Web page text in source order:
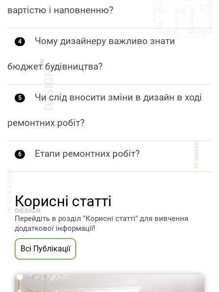
вартістю і наповненню?
4 Чому дизайнеру важливо знати
бюджет будівництва?
5 Чи слід вносити зміни в дизайн в ході
ремонтних робіт?
6 Етапи ремонтних робіт?
Корисні статті
Перейдіть в розділ "Корисні статті" для вивчення
додаткової інформації!
Всі Публікації